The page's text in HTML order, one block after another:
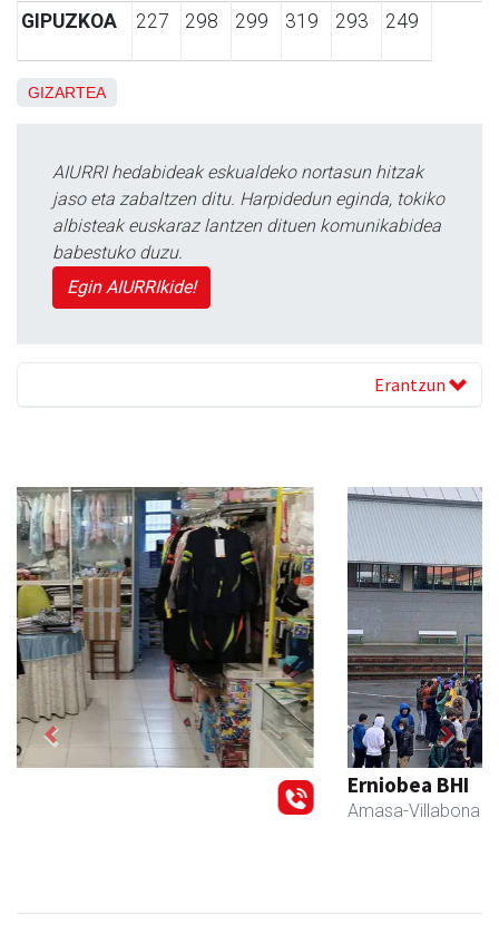
GIPUZKOA 227 298 299 319 293 249
GIZARTEA
AIURRI hedabideak eskualdeko nortasun hitzak
jaso eta zabaltzen ditu. Harpidedun eginda, tokiko
albisteak euskaraz lantzen dituen komunikabidea
babestuko duzu.
Egin AIURRIkide!
Erantzun
Previous Next